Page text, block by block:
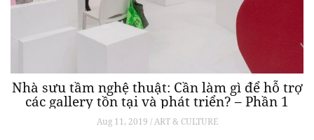
Nhà sưu tầm nghệ thuật: Cần làm gì để hỗ trợ
các gallery tồn tại và phát triển? – Phần 1
Aug 11, 2019 / ART & CULTURE